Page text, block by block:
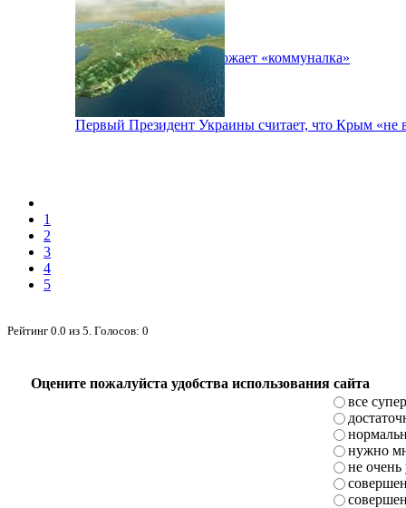
В Украине снова подорожает «коммуналка»
Первый Президент Украины считает, что Крым «не
1
2
3
4
5
Рейтинг 0.0 из 5 . Голосов: 0
Оцените пожалуйста удобства использования сайта
все супер
нужно
не очень